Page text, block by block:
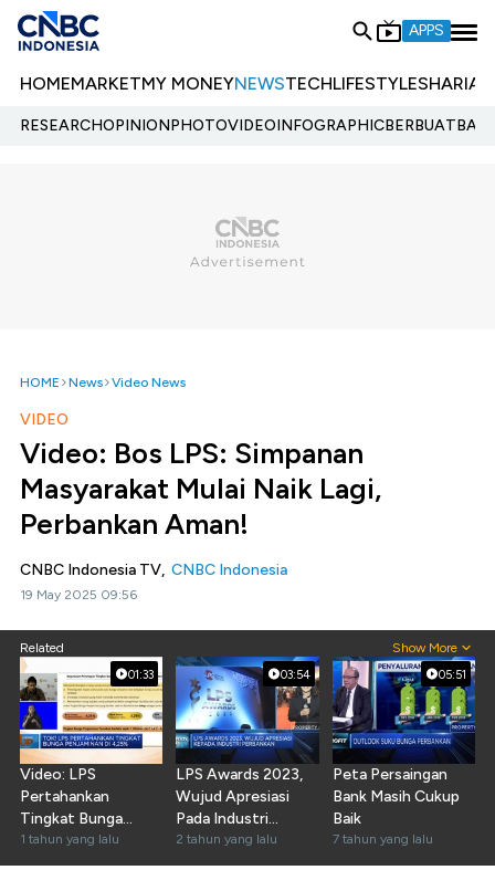
APPS
HOMEMARKETMY MONEYNEWSTECHLIFESTYLESHARIA
RESEARCHOPINIONPHOTOVIDEOINFOGRAPHIC
HOME News Video News
VIDEO
Video: Bos LPS: Simpanan
Masyarakat Mulai Naik Lagi,
Perbankan Aman!
CNBC Indonesia TV, CNBC Indonesia
19 May 2025 09:56
Related Show More
01:33
Video: LPS
Pertahankan
Tingkat Bunga
Penjaminan di
4,25%
1 tahun yang lalu
03:54
LPS Awards 2023,
Wujud Apresiasi
Pada Industri
Perbankan
2 tahun yang lalu
05:51
Peta Persaingan
Bank Masih Cukup
Baik
7 tahun yang lalu